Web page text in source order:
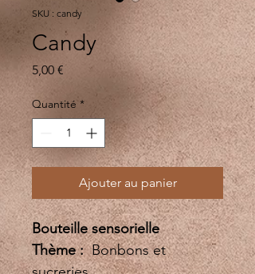
SKU : candy
Candy
5,00 €Prix
Quantité *
Ajouter au panier
Bouteille sensorielle
Thème : Bonbons et